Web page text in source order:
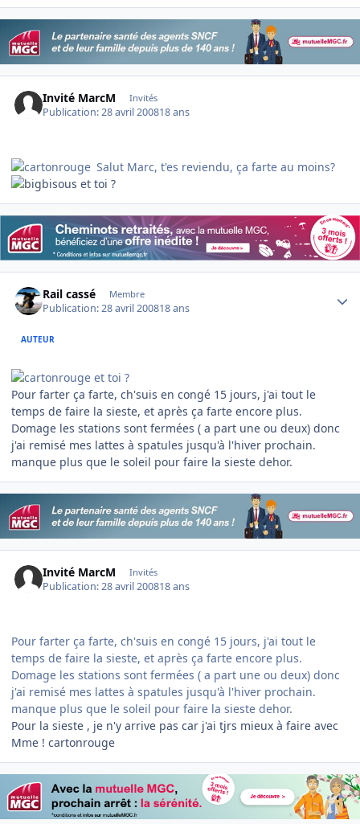
Invité MarcM Invités
Publication:28 avril 200818 ans
Salut Marc, t'es reviendu, ça farte au moins?
et toi ?
Rail cassé Membre
Publication:28 avril 200818 ans
AUTEUR
et toi ?
Pour farter ça farte, ch'suis en congé 15 jours, j'ai tout le
temps de faire la sieste, et après ça farte encore plus.
Domage les stations sont fermées ( a part une ou deux) donc
j'ai remisé mes lattes à spatules jusqu'à l'hiver prochain.
manque plus que le soleil pour faire la sieste dehor.
Invité MarcM Invités
Publication:28 avril 200818 ans
Pour farter ça farte, ch'suis en congé 15 jours, j'ai tout le
temps de faire la sieste, et après ça farte encore plus.
Domage les stations sont fermées ( a part une ou deux) donc
j'ai remisé mes lattes à spatules jusqu'à l'hiver prochain.
manque plus que le soleil pour faire la sieste dehor.
Pour la sieste , je n'y arrive pas car j'ai tjrs mieux à faire avec
Mme ! cartonrouge